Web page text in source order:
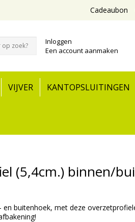
Cadeaubon
Inloggen
Een account aanmaken
VIJVER KANTOPSLUITINGEN
(5,4cm.) binnen/
buitenhoek, met deze